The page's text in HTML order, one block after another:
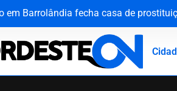
em Barrolândia fecha casa de
contra grupo criminoso atuante
na cela ao asfalto: Operação
mandado contra investigado por